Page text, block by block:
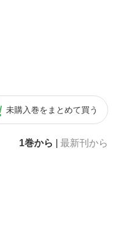
未購入巻をまとめて買う
1巻から 最新刊から